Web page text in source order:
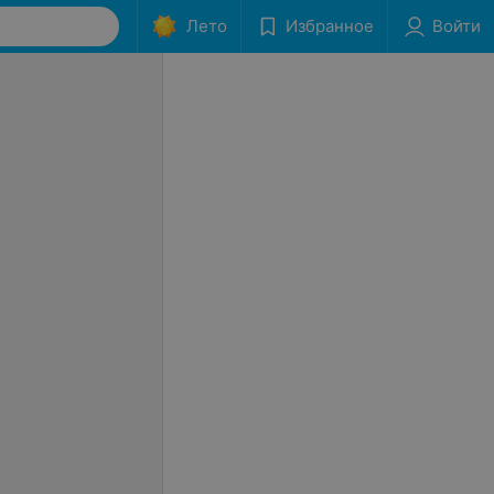
Лето Избранное Войти